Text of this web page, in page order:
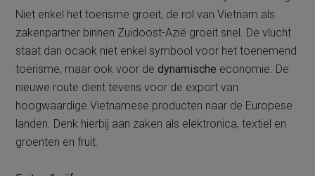
Niet enkel het toerisme groeit, de rol van Vietnam als
zakenpartner binnen Zuidoost-Azië groeit snel. De vlucht
staat dan ocaok niet enkel symbool voor het toenemend
toerisme, maar ook voor dedynamische economie. De
nieuwe route dient tevens voor de export van
hoogwaardige Vietnamese producten naar de Europese
landen. Denk hierbij aan zaken als elektronica, textiel en
groenten en fruit.